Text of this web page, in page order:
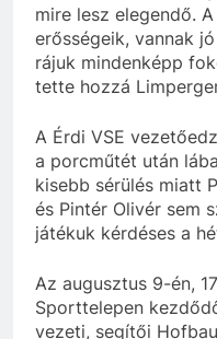
mire lesz elegendő.
erősségeik, vannak
rájuk mindenképp
tette hozzá
A Érdi VSE
a porcműtét után
kisebb sérülés miatt
és Pintér Olivér sem
játékuk kérdéses a
Az augusztus 9-én,
Sporttelepen
vezeti, segítői